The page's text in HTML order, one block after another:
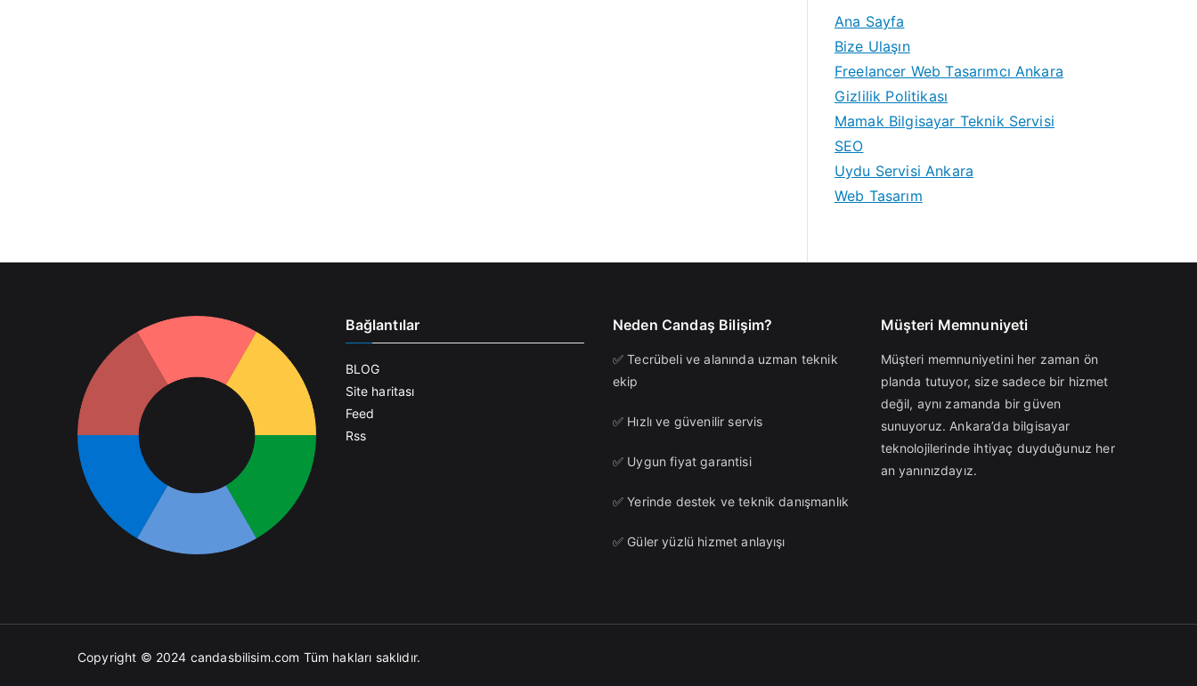
Ana Sayfa
Bize Ulaşın
Freelancer Web Tasarımcı Ankara
Gizlilik Politikası
Mamak Bilgisayar Teknik Servisi
SEO
Uydu Servisi Ankara
Web Tasarım
Bağlantılar
BLOG
Site haritası
Feed
Rss
Neden Candaş Bilişim?
✅ Tecrübeli ve alanında uzman teknik
ekip
✅ Hızlı ve güvenilir servis
✅ Uygun fiyat garantisi
✅ Yerinde destek ve teknik danışmanlık
✅ Güler yüzlü hizmet anlayışı
Müşteri Memnuniyeti
Müşteri memnuniyetini her zaman ön
planda tutuyor, size sadece bir hizmet
değil, aynı zamanda bir güven
sunuyoruz. Ankara’da bilgisayar
teknolojilerinde ihtiyaç duyduğunuz her
an yanınızdayız.
Copyright © 2024 candasbilisim.com Tüm hakları saklıdır.